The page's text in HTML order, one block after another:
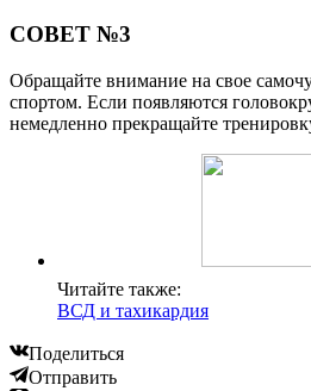
СОВЕТ №3
Обращайте внимание на свое
спортом. Если появляются
немедленно прекращайте
Читайте также:
ВСД и тахикардия
Поделиться
Отправить